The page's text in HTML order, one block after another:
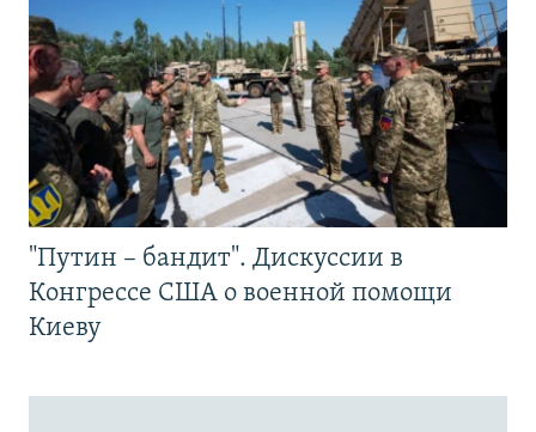
"Путин – бандит". Дискуссии в
Конгрессе США о военной помощи
Киеву